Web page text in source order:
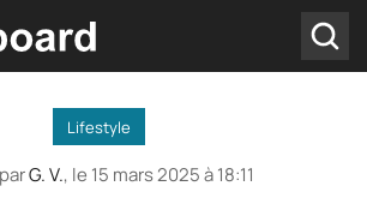
Lifestyle
G. V., le 15 mars 2025 à 18:11